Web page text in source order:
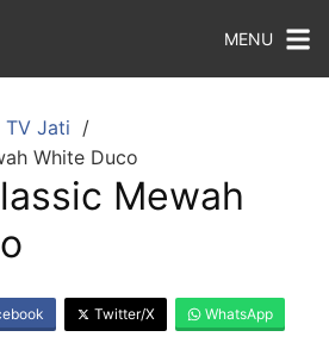
MENU
TV Jati
White Duco
Mewah
Twitter/X WhatsApp